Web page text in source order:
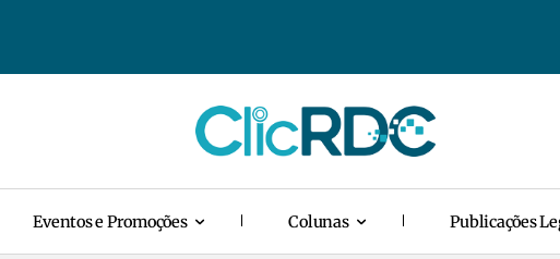
Eventos e Promoções Colunas Publicações